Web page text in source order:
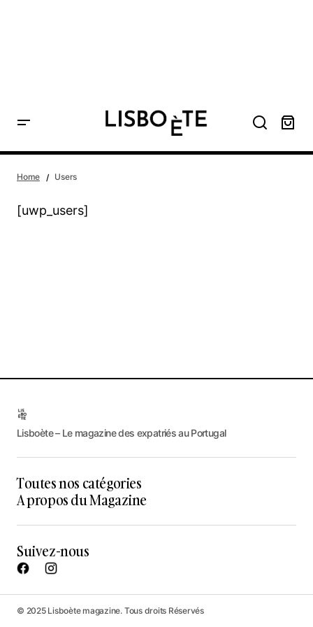
Home Users
[uwp_users]
Lisboète – Le magazine des expatriés au Portugal
Toutes nos catégories
A propos du Magazine
Suivez-nous
© 2025 Lisboète magazine. Tous droits Réservés